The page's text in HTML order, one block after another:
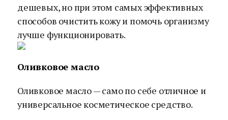
дешевых, но при этом самых эффективных
способов очистить кожу и помочь организму
лучше функционировать.
Оливковое масло
Оливковое масло — само по себе отличное и
универсальное косметическое средство.